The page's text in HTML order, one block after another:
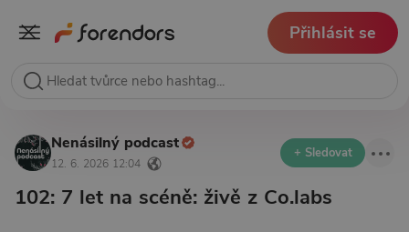
Přihlásit se
Nenásilný podcast
12. 6. 2026 12:04
+ Sledovat
102: 7 let na scéně: živě z Co.labs